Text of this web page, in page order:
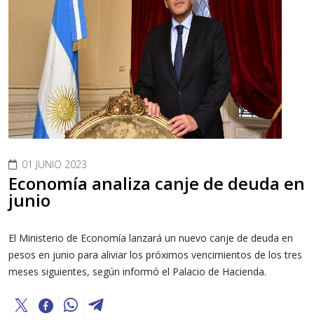
01 JUNIO 2023
Economía analiza canje de deuda en
junio
El Ministerio de Economía lanzará un nuevo canje de deuda en
pesos en junio para aliviar los próximos vencimientos de los tres
meses siguientes, según informó el Palacio de Hacienda.